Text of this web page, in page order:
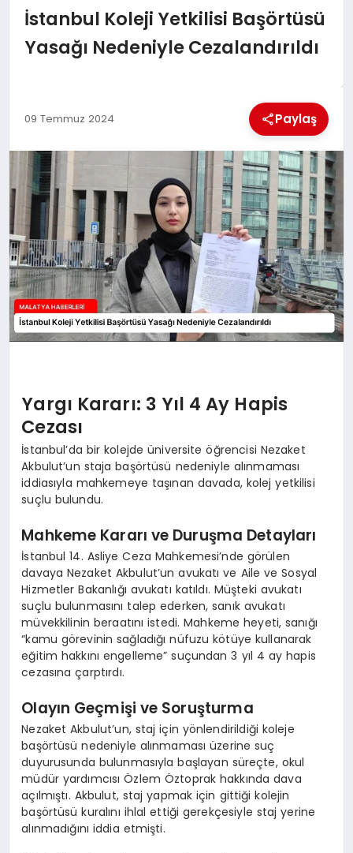
DÜNYA
EĞITIM
MAGAZIN
SAĞLIK
SIYASET
SPOR
TEKNOLOJI
İstanbul Koleji Yetkilisi Başörtüsü
Yasağı Nedeniyle Cezalandırıldı
09 Temmuz 2024 Paylaş
Yargı Kararı: 3 Yıl 4 Ay Hapis
Cezası
İstanbul’da bir kolejde üniversite öğrencisi Nezaket
Akbulut’un staja başörtüsü nedeniyle alınmaması
iddiasıyla mahkemeye taşınan davada, kolej yetkilisi
suçlu bulundu.
Mahkeme Kararı ve Duruşma Detayları
İstanbul 14. Asliye Ceza Mahkemesi’nde görülen
davaya Nezaket Akbulut’un avukatı ve Aile ve Sosyal
Hizmetler Bakanlığı avukatı katıldı. Müşteki avukatı
suçlu bulunmasını talep ederken, sanık avukatı
müvekkilinin beraatını istedi. Mahkeme heyeti, sanığı
“kamu görevinin sağladığı nüfuzu kötüye kullanarak
eğitim hakkını engelleme” suçundan 3 yıl 4 ay hapis
cezasına çarptırdı.
Olayın Geçmişi ve Soruşturma
Nezaket Akbulut’un, staj için yönlendirildiği koleje
başörtüsü nedeniyle alınmaması üzerine suç
duyurusunda bulunmasıyla başlayan süreçte, okul
müdür yardımcısı Özlem Öztoprak hakkında dava
açılmıştı. Akbulut, staj yapmak için gittiği kolejin
başörtüsü kuralını ihlal ettiği gerekçesiyle staj yerine
alınmadığını iddia etmişti.